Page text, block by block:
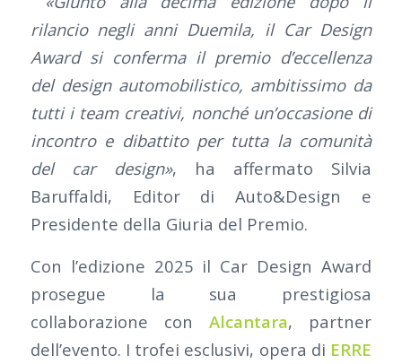
rilancio negli anni Duemila, il Car Design
Award si conferma il premio d’eccellenza
del design automobilistico, ambitissimo da
tutti i team creativi, nonché un’occasione di
incontro e dibattito per tutta la comunità
del car design», ha affermato Silvia
Baruffaldi, Editor di Auto&Design e
Presidente della Giuria del Premio.
Con l’edizione 2025 il Car Design Award
prosegue la sua prestigiosa
collaborazione conAlcantara, partner
dell’evento. I trofei esclusivi, opera di ERRE